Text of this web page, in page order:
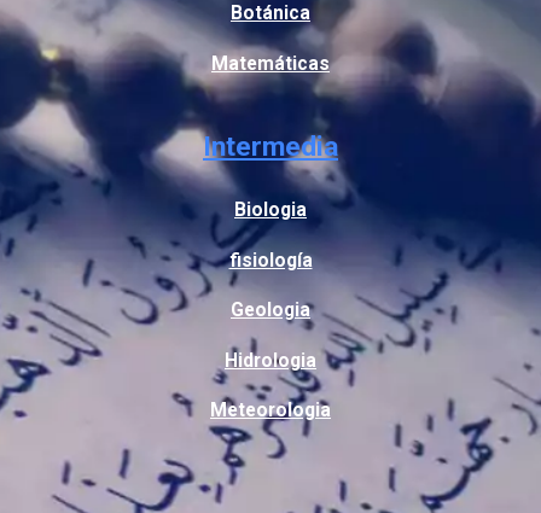
Botánica
Matemáticas
Intermedia
Biologia
fisiología
Geologia
Hidrologia
Meteorologia